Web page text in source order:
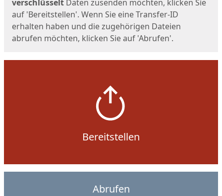
verschlüsselt Daten zusenden möchten, klicken Sie
auf 'Bereitstellen'. Wenn Sie eine Transfer-ID
erhalten haben und die zugehörigen Dateien
abrufen möchten, klicken Sie auf 'Abrufen'.
Bereitstellen
Abrufen